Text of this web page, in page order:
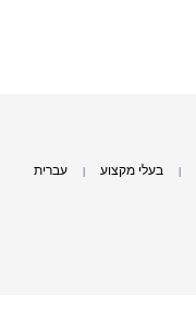
בעלי מקצוע עברית